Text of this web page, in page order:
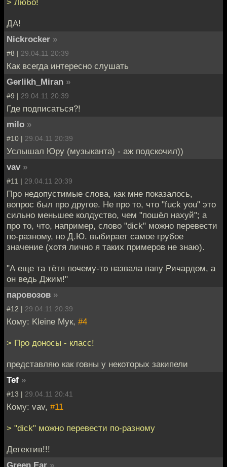
ДА!
Nickrocker »
#8 | 29.04.11 20:39
Как всегда интересно слушать
Gerlikh_Miran »
#9 | 29.04.11 20:39
Где подписаться?!
milo »
#10 | 29.04.11 20:39
Услышал Юру (музыканта) - аж подскочил))
vav »
#11 | 29.04.11 20:39
Про недопустимые слова, как мне показалось,
вопрос был про другое. Не про то, что "fuck you" это
сильно меньшее колдуство, чем "пошёл нахуй"; а
про то, что, например, слово "dick" можно перевести
по-разному, но Д.Ю. выбирает самое грубое
значение (хотя лично я таких примеров не знаю).
"А еще та тётя почему-то назвала папу Ричардом, а
он ведь Джим!"
паровозов »
#12 | 29.04.11 20:39
Кому: Kleine Мук, #4
> Про доносы - класс!
представляю как говны у некоторых закипели
Tef »
#13 | 29.04.11 20:41
Кому: vav, #11
> "dick" можно перевести по-разному
Детектив!!!